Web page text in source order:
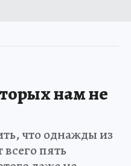
нам не
что однажды из
пять